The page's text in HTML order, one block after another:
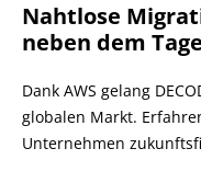
Nahtlose
neben dem
Dank AWS gelang
globalen Markt.
Unternehmen